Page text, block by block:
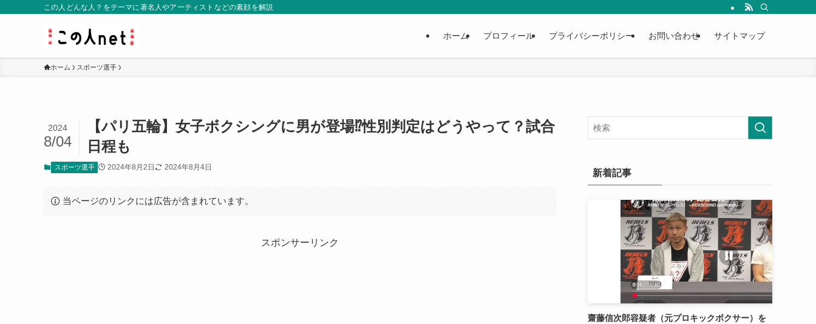
この人どんな人？をテーマに著名人やアーティストなどの素顔を解説
ホーム プロフィール プライバシーポリシー お問い合わせ サイトマップ
ホーム スポーツ選手
【パリ五輪】女子ボクシングに男が登場⁉性別判定はどうやって？試合
日程も
2024
8/04
スポーツ選手 2024年8月2日 2024年8月4日
当ページのリンクには広告が含まれています。
スポンサーリンク
新着記事
齋藤信次郎容疑者（元プロキックボクサー）を